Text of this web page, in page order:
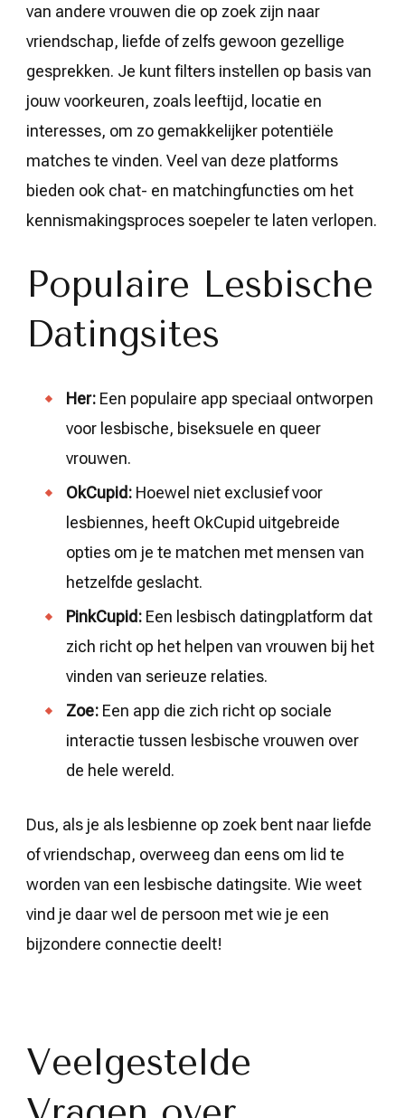
van andere vrouwen die op zoek zijn naar
vriendschap, liefde of zelfs gewoon gezellige
gesprekken. Je kunt filters instellen op basis van
jouw voorkeuren, zoals leeftijd, locatie en
interesses, om zo gemakkelijker potentiële
matches te vinden. Veel van deze platforms
bieden ook chat- en matchingfuncties om het
kennismakingsproces soepeler te laten verlopen.
Populaire Lesbische
Datingsites
Her: Een populaire app speciaal ontworpen
voor lesbische, biseksuele en queer
vrouwen.
OkCupid: Hoewel niet exclusief voor
lesbiennes, heeft OkCupid uitgebreide
opties om je te matchen met mensen van
hetzelfde geslacht.
PinkCupid: Een lesbisch datingplatform dat
zich richt op het helpen van vrouwen bij het
vinden van serieuze relaties.
Zoe: Een app die zich richt op sociale
interactie tussen lesbische vrouwen over
de hele wereld.
Dus, als je als lesbienne op zoek bent naar liefde
of vriendschap, overweeg dan eens om lid te
worden van een lesbische datingsite. Wie weet
vind je daar wel de persoon met wie je een
bijzondere connectie deelt!
Veelgestelde